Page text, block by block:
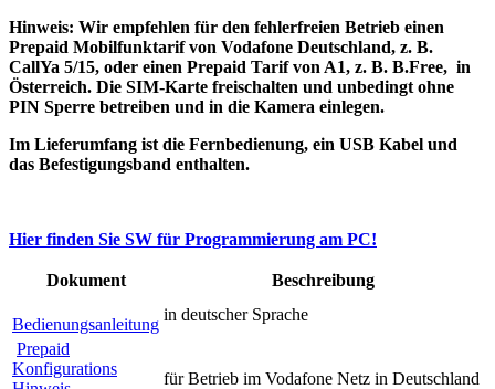
Hinweis: Wir empfehlen für den fehlerfreien Betrieb einen
Prepaid Mobilfunktarif von Vodafone Deutschland, z. B.
CallYa 5/15, oder einen Prepaid Tarif von A1, z. B. B.Free, in
Österreich. Die SIM-Karte freischalten und unbedingt ohne
PIN Sperre betreiben und in die Kamera einlegen.
Im Lieferumfang ist die Fernbedienung, ein USB Kabel und
das Befestigungsband enthalten.
Hier finden Sie SW für Programmierung am PC!
Dokument Beschreibung
Bedienungsanleitung
in deutscher Sprache
Prepaid
Konfigurations
für Betrieb im Vodafone Netz in Deutschland